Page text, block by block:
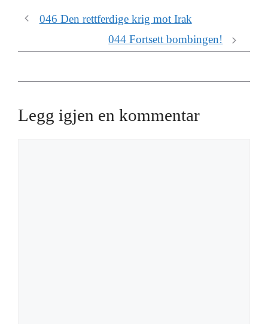
046 Den rettferdige krig mot Irak
044 Fortsett bombingen!
Legg igjen en kommentar